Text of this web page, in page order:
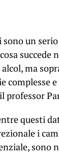
un
ma
e
professor
questi
i